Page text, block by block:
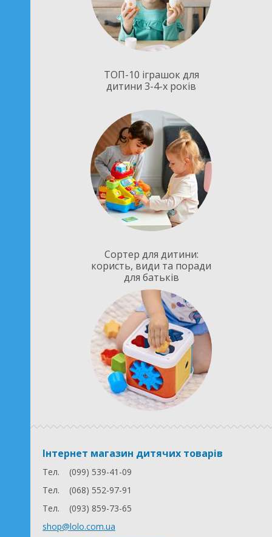
ТОП-10 іграшок для
дитини 3-4-х років
Сортер для дитини:
користь, види та поради
для батьків
Інтернет магазин дитячих товарів
Тел.
(099) 539-41-09
Тел.
(068) 552-97-91
Тел.
(093) 859-73-65
shop@lolo.com.ua